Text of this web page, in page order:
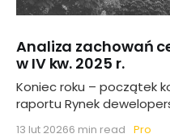
Analiza zachowań
w IV kw. 2025 r.
Koniec roku – początek
raportu Rynek
13 lut 2026 Pro
6 min read